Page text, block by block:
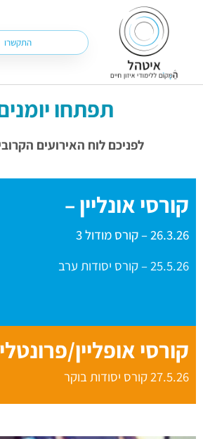
התקשרו
תפתחו
לפניכם לוח האירועים
קורסיאונליין –
26.3.26 – קורס מודול 3
25.5.26 – קורס יסודות ערב
קורסי אופליין/
27.5.26 קורס יסודות בוקר